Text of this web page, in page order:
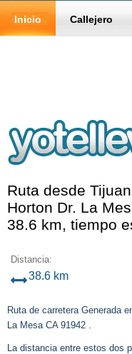
Inicio Callejero
Ruta desde
Horton Dr. La
38.6 km, tiempo
Distancia:
38.6 km
Ruta de carretera Generada
La Mesa CA 91942 .
La distancia entre estos dos